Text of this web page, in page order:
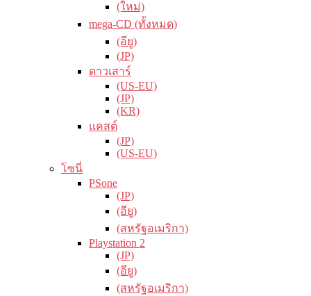
(ใหม่)
mega-CD (ทั้งหมด)
(อียู)
(JP)
ดาวเสาร์
(US-EU)
(JP)
(KR)
แคสต์
(JP)
(US-EU)
โซนี่
PSone
(JP)
(อียู)
(สหรัฐอเมริกา)
Playstation 2
(JP)
(อียู)
(สหรัฐอเมริกา)